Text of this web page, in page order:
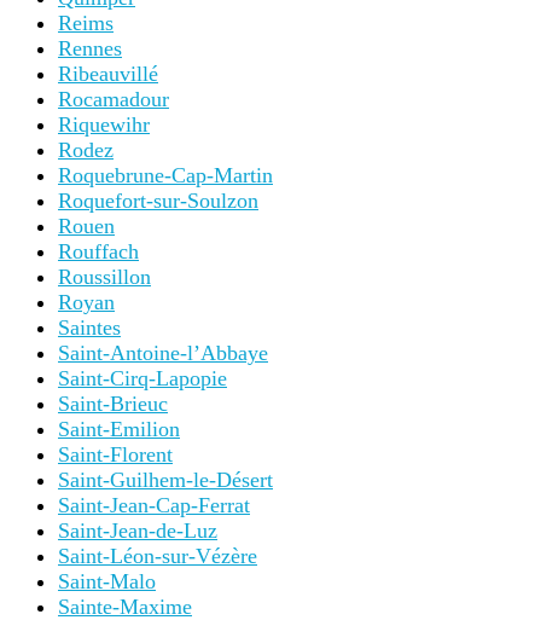
Reims
Rennes
Ribeauvillé
Rocamadour
Riquewihr
Rodez
Roquebrune-Cap-Martin
Roquefort-sur-Soulzon
Rouen
Rouffach
Roussillon
Royan
Saintes
Saint-Antoine-l’Abbaye
Saint-Cirq-Lapopie
Saint-Brieuc
Saint-Emilion
Saint-Florent
Saint-Guilhem-le-Désert
Saint-Jean-Cap-Ferrat
Saint-Jean-de-Luz
Saint-Léon-sur-Vézère
Saint-Malo
Sainte-Maxime